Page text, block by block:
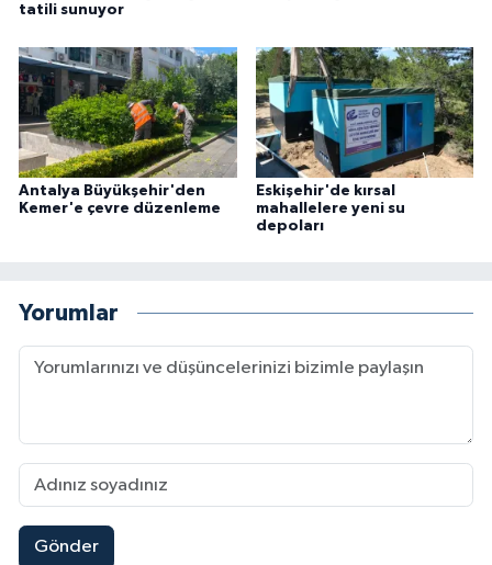
tatili sunuyor
Antalya Büyükşehir'den
Kemer'e çevre düzenleme
Eskişehir'de kırsal
mahallelere yeni su
depoları
Yorumlar
Gönder